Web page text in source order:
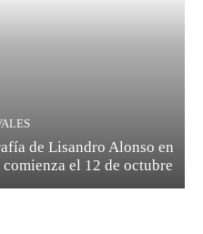
de Lisandro Alonso en
el 12 de octubre